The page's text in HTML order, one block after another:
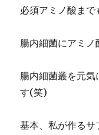
必須アミノ酸まで
腸内細菌にアミノ
腸内細菌叢を元気
す(笑)
基本、私が作るサ